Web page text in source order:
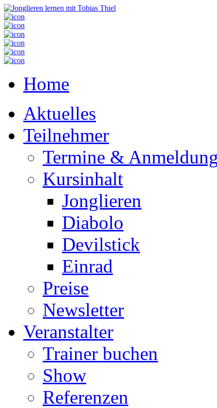
Home
Aktuelles
Teilnehmer
Termine &
Kursinhalt
Jonglieren
Diabolo
Devilstick
Einrad
Preise
Newsletter
Veranstalter
Trainer buchen
Show
Referenzen